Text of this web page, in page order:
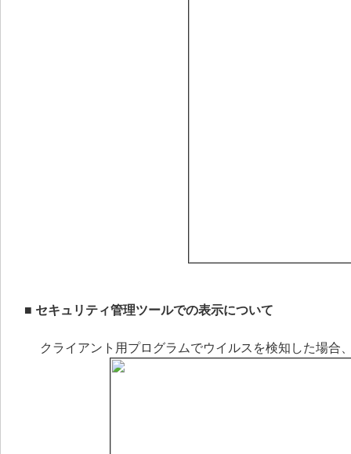
■ セキュリティ管理ツールでの表示について
クライアント用プログラムでウイルスを検知した場合